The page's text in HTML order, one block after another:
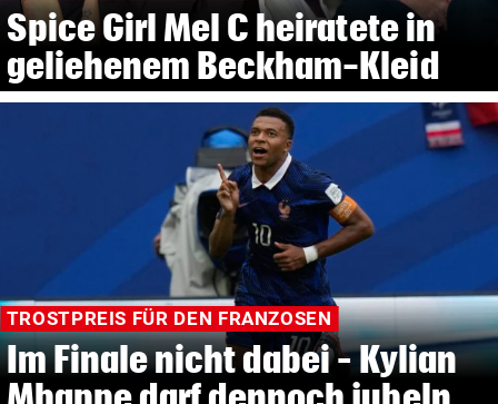
Spice Girl Mel C heiratete in
geliehenem Beckham-Kleid
TROSTPREIS FÜR DEN FRANZOSEN
Im Finale nicht dabei – Kylian